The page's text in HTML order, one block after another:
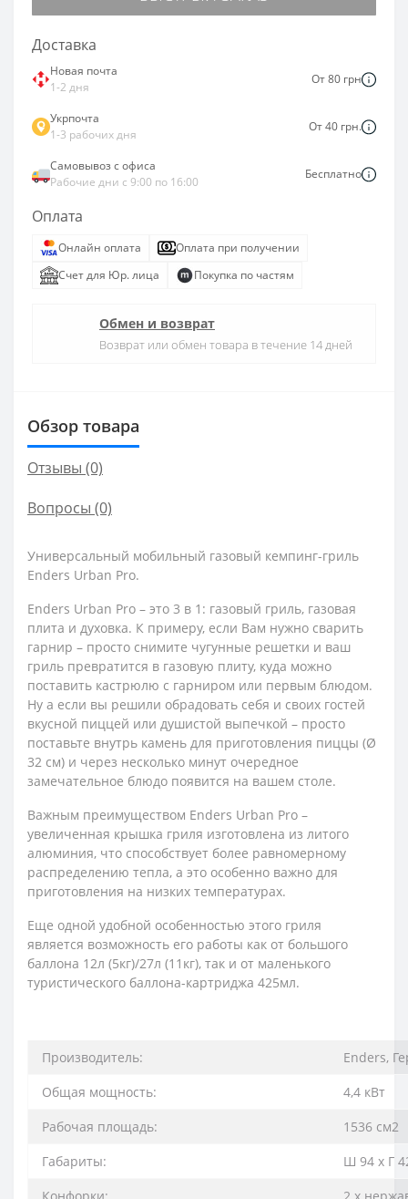
Доставка
Новая почта
1-2 дня
От 80 грн
Укрпочта
1-3 рабочих дня
От 40 грн.
Самовывоз с офиса
Рабочие дни с 9:00 по 16:00
Бесплатно
Оплата
Онлайн оплата
Оплата при получении
Счет для Юр. лица
Покупка по частям
Обмен и возврат
Возврат или обмен товара в течение 14 дней
Обзор товара
Отзывы (0)
Вопросы (0)
Универсальный мобильный газовый кемпинг-гриль
Enders Urban Pro.
Enders Urban Pro – это 3 в 1: газовый гриль, газовая
плита и духовка. К примеру, если Вам нужно сварить
гарнир – просто снимите чугунные решетки и ваш
гриль превратится в газовую плиту, куда можно
поставить кастрюлю с гарниром или первым блюдом.
Ну а если вы решили обрадовать себя и своих гостей
вкусной пиццей или душистой выпечкой – просто
поставьте внутрь камень для приготовления пиццы (Ø
32 см) и через несколько минут очередное
замечательное блюдо появится на вашем столе.
Важным преимуществом Enders Urban Pro –
увеличенная крышка гриля изготовлена ​​из литого
алюминия, что способствует более равномерному
распределению тепла, а это особенно важно для
приготовления на низких температурах.
Еще одной удобной особенностью этого гриля
является возможность его работы как от большого
баллона 12л (5кг)/27л (11кг), так и от маленького
туристического баллона-картриджа 425мл.
Производитель:
Enders,
Общая мощность:
4,4 кВт
Рабочая площадь:
1536 см2
Габариты:
Ш 94 х Г